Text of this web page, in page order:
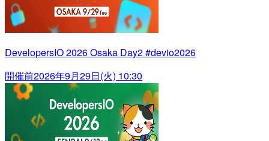
DevelopersIO 2026 Osaka Day2 #devio2026
開催前2026年9月29日(火) 10:30